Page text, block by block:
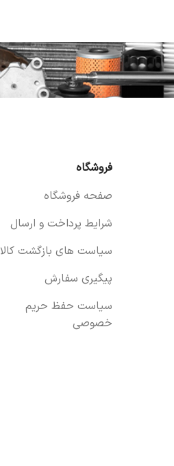
فروشگاه
صفحه فروشگاه
شرایط پرداخت و ارسال
سیاست های بازگشت کالا
پیگیری سفارش
سیاست حفظ حریم
خصوصی